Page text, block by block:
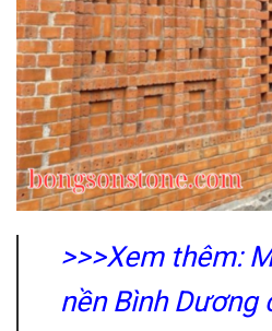
>>>Xem thêm:
nền Bình Dương